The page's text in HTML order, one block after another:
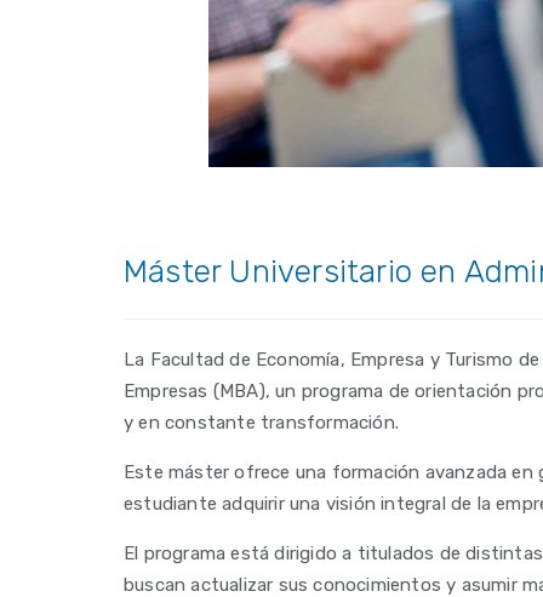
Máster Universitario en
La Facultad de Economía, Empresa y Turismo
Empresas (MBA), un programa de orientación
y en constante transformación.
Este máster ofrece una formación avanzada en
estudiante adquirir una visión integral de la
El programa está dirigido a titulados de
buscan actualizar sus conocimientos y asumir